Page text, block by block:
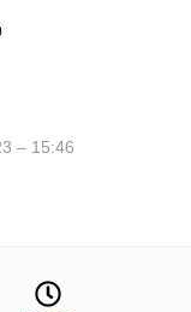
– 15:46